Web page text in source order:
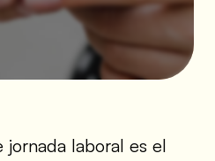
laboral es el